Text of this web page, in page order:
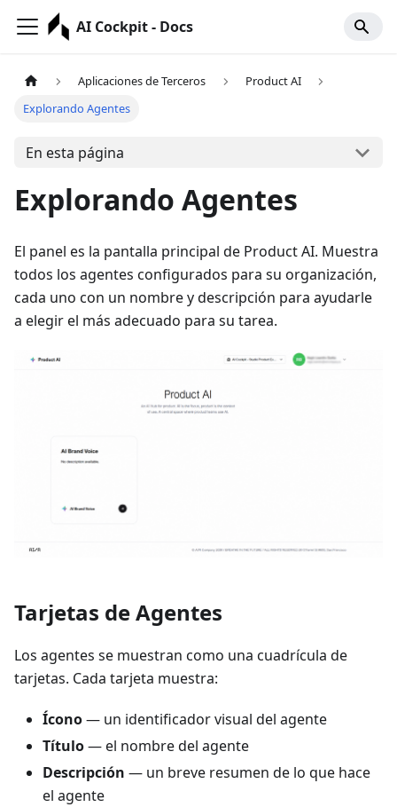
AI Cockpit - Docs
Aplicaciones de Terceros
Product AI
Explorando Agentes
En esta página
Explorando Agentes
El panel es la pantalla principal de Product AI. Muestra
todos los agentes configurados para su organización,
cada uno con un nombre y descripción para ayudarle
a elegir el más adecuado para su tarea.
Tarjetas de Agentes
Los agentes se muestran como una cuadrícula de
tarjetas. Cada tarjeta muestra:
Ícono— un identificador visual del agente
Título— el nombre del agente
Descripción — un breve resumen de lo que hace
el agente